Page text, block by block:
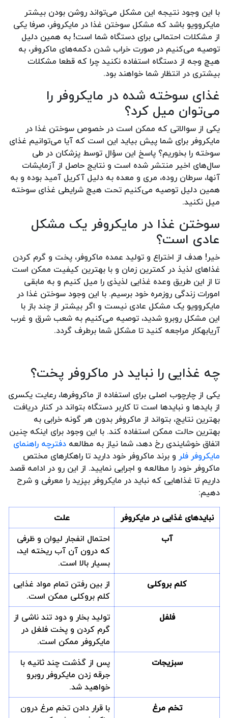
با این وجود نتیجه این مشکل می‌تواند روشن بودن بیشتر
مایکروویو باشد که مشکل سوختن غذا در مایکروفر، صرفا یکی
از مشکلات احتمالی برای دستگاه شما است! به همین دلیل
توصیه می‌کنیم در صورت خراب شدن دکمه‌های ماکروفر، به
هیچ وجه از دستگاه استفاده نکنید چرا که قطعا مشکلات
بیشتری در انتظار شما خواهند بود.
غذای سوخته شده در مایکروفر را
می‌توان میل کرد؟
یکی از سوالاتی که ممکن است در خصوص سوختن غذا در
مایکروفر برای شما پیش بیاید این است که آیا می‌توانیم غذای
سوخته را بخوریم؟ پاسخ این سؤال توسط پزشکان در طی
سال‌های اخیر منتشر شده است و نتایج حاصل از آزمایشات
آنها، سرطان روده، مری و معده به دلیل آکریل آمید بوده و به
همین دلیل توصیه می‌کنیم تحت هیچ شرایطی غذای سوخته
میل نکنید.
سوختن غذا در مایکروفر یک مشکل
عادی است؟
خیر! هدف از اختراع و تولید عمده ماکروفر، پخت و گرم کردن
غذاهای لذیذ در کمترین زمان و با بهترین کیفیت ممکن است
تا از این طریق وعده غذایی لذیذی را میل کنیم و به مابقی
امورات زندگی روزمره خود برسیم. با این وجود سوختن غذا در
مایکروویو یک مشکل عادی نیست و اگر بیشتر از چند باز با
این مشکل روبرو شدید، توصیه می‌کنیم به شعب شرق و غرب
آریابهکار مراجعه کنید تا مشکل شما برطرف گردد.
چه غذایی را نباید در ماکروفر پخت؟
یکی از چارچوب اصلی برای استفاده از ماکروفرها، رعایت یکسری
از بایدها و نبایدها است تا کاربر دستگاه بتواند در کنار دریافت
بهترین نتایج، بتواند از ماکروفر بدون هر گونه خرابی به
بهترین حالت ممکن استفاده کند. با این وجود برای اینکه چنین
اتفاق خوشایندی رخ دهد، شما نیاز به مطالعه دفترچه راهنمای
مایکروفر فلر و برند ماکروفر خود دارید تا راهکارهای مختص
ماکروفر خود را مطالعه و اجرایی نمایید. از این رو در ادامه قصد
داریم تا غذاهایی که نباید در مایکروفر بپزید را معرفی و شرح
دهیم:
نبایدهای غذایی در مایکروفر
علت
آب
احتمال انفجار لیوان و ظرفی
که درون آن آب ریخته اید،
بسیار بالا است.
کلم بروکلی
از بین رفتن تمام مواد غذایی
کلم بروکلی ممکن است.
فلفل
تولید بخار و دود تند ناشی از
گرم کردن و پخت فلغل در
مایکروفر ممکن است.
سبزیجات
پس از گذشت چند ثانیه با
جرقه زدن مایکروفر روبرو
خواهید شد.
تخم مرغ
با قرار دادن تخم مرغ درون